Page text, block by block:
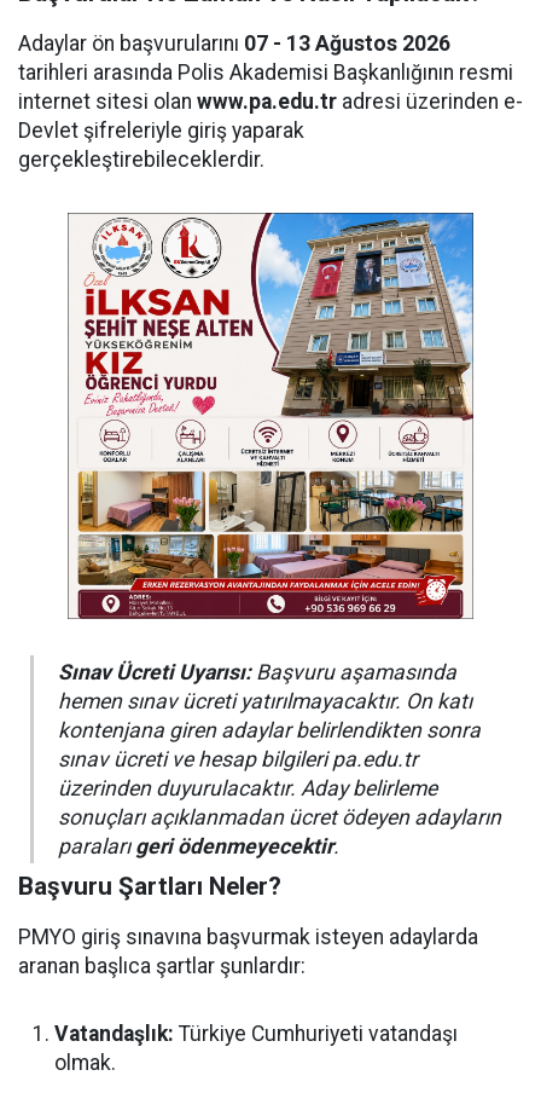
Adaylar ön başvurularını 07 - 13 Ağustos 2026
tarihleri arasında Polis Akademisi Başkanlığının resmi
internet sitesi olan www.pa.edu.tr adresi üzerinden e-
Devlet şifreleriyle giriş yaparak
gerçekleştirebileceklerdir.
Sınav Ücreti Uyarısı:Başvuru aşamasında
hemen sınav ücreti yatırılmayacaktır. On katı
kontenjana giren adaylar belirlendikten sonra
sınav ücreti ve hesap bilgileri pa.edu.tr
üzerinden duyurulacaktır. Aday belirleme
sonuçları açıklanmadan ücret ödeyen adayların
paraları geri ödenmeyecektir.
Başvuru Şartları Neler?
PMYO giriş sınavına başvurmak isteyen adaylarda
aranan başlıca şartlar şunlardır:
Vatandaşlık: Türkiye Cumhuriyeti vatandaşı
olmak.